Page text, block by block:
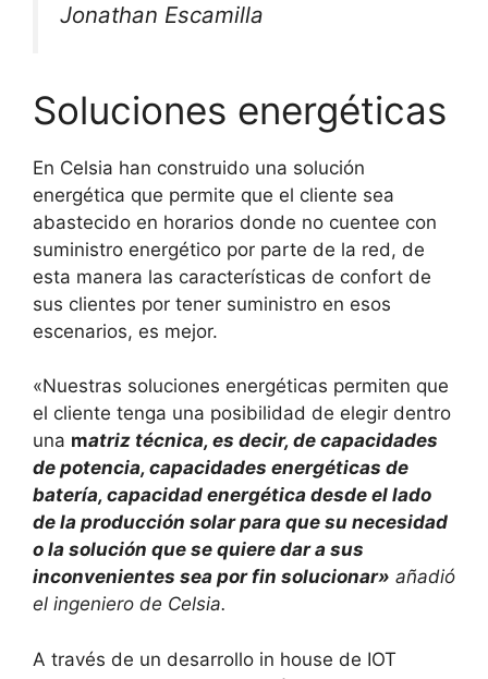
Jonathan Escamilla
Soluciones energéticas
En Celsia han construido una solución
energética que permite que el cliente sea
abastecido en horarios donde no cuentee con
suministro energético por parte de la red, de
esta manera las características de confort de
sus clientes por tener suministro en esos
escenarios, es mejor.
«Nuestras soluciones energéticas permiten que
el cliente tenga una posibilidad de elegir dentro
una matriz técnica, es decir, de capacidades
de potencia, capacidades energéticas de
batería, capacidad energética desde el lado
de la producción solar para que su necesidad
o la solución que se quiere dar a sus
inconvenientes sea por fin solucionar» añadió
el ingeniero de Celsia.
A través de un desarrollo in house de IOT